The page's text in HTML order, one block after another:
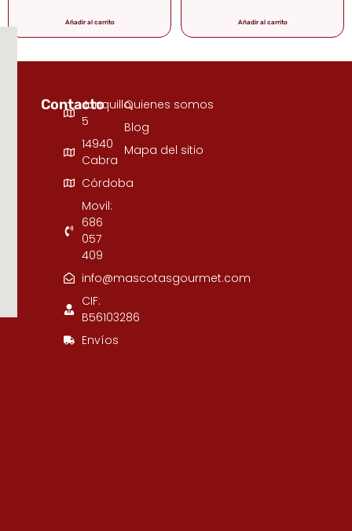
Añadir al carrito Añadir al carrito
ContactoJunquillo,
5
14940
Cabra
Córdoba
Movil:
686
057
409
info@mascotasgourmet.com
CIF:
B56103286
Envíos
Quienes somos
Blog
Mapa del sitio